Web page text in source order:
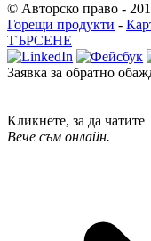
© Авторско право -
Горещи продукти -
ТЪРСЕНЕ
Заявка за обратно
Кликнете, за да чатите
Вече съм онлайн.